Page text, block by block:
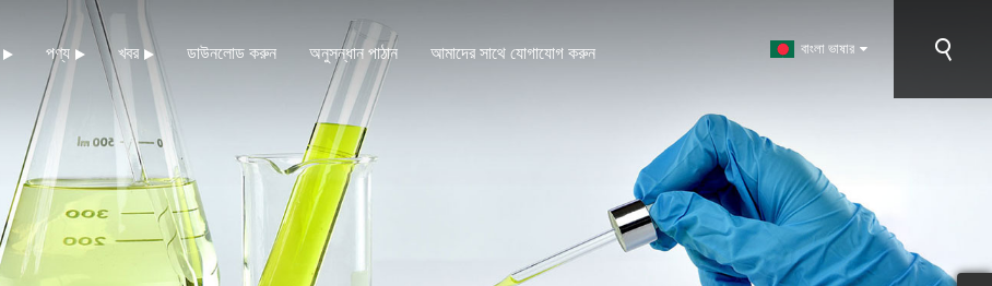
পণ্য খবর ডাউনলোড করুন অনুসন্ধান পাঠান আমাদের সাথে যোগাযোগ করুন বাংলা ভাষার